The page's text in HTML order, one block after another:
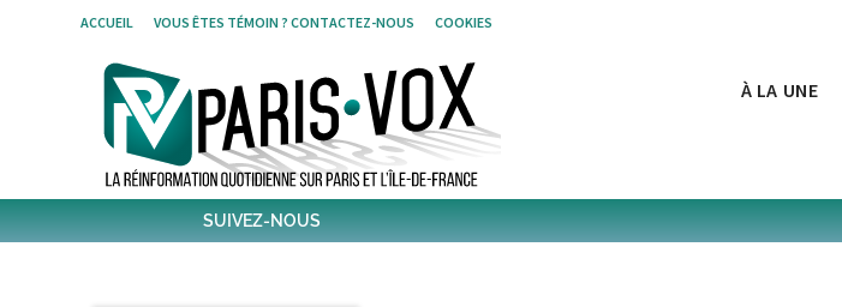
ACCUEIL VOUS ÊTES TÉMOIN ? CONTACTEZ-NOUS COOKIES
À LA UNE
SUIVEZ-NOUS